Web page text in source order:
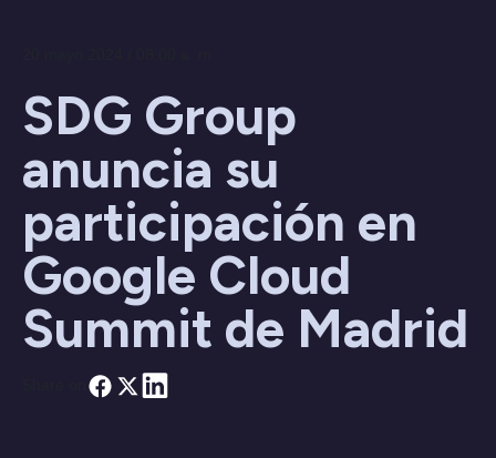
SDG Group
anuncia su
participación en
Google Cloud
Summit de Madrid